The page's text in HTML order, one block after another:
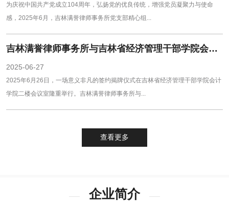
为庆祝中国共产党成立104周年，弘扬党的优良传统，增强党员凝聚力与使命
感，2025年6月，吉林满誉律师事务所党支部精心组...
吉林满誉律师事务所与吉林省经济管理干部学院会计学院开启校企合作新篇章
2025-06-27
2025年6月26日，一场意义非凡的签约揭牌仪式在吉林省经济管理干部学院会计
学院二楼会议室隆重举行。吉林满誉律师事务所与...
查看更多
企业简介